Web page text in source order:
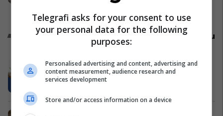
barrikadat në veri në vitin 2022
Promo Reklamo këtu
NOVATRA: Zgjidhje të
personalizuara për klientë privatë
Telegrafi asks for your consent to use
your personal data for the following
purposes:
Personalised advertising and content, advertising and
content measurement, audience research and
services development
Store and/or access information on a device